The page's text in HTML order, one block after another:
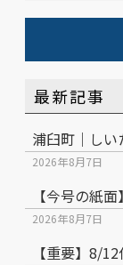
最新記事
浦臼町｜しい
2026年8月7日
【今号の紙
2026年8月7日
【重要】8/